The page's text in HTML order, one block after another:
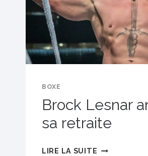
FONT
LEUR
RETOUR
BOXE
Brock Lesnar
sa retraite
LIRE LA SUITE BROCK